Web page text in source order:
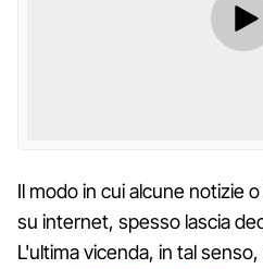
Il modo in cui alcune notizie
su internet, spesso lascia
L'ultima vicenda, in tal